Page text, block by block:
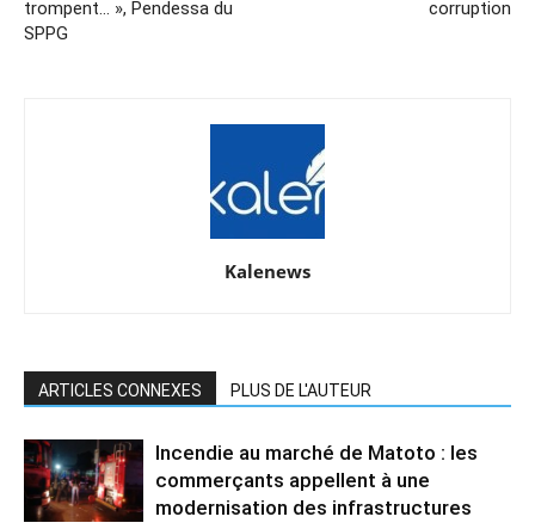
trompent… », Pendessa du
SPPG
corruption
Kalenews
ARTICLES CONNEXES PLUS DE L'AUTEUR
Incendie au marché de Matoto : les
commerçants appellent à une
modernisation des infrastructures